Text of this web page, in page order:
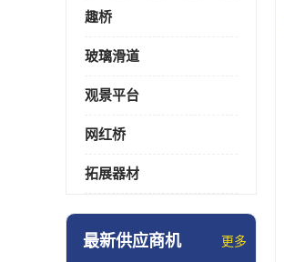
趣桥
玻璃滑道
观景平台
网红桥
拓展器材
最新供应商机 更多